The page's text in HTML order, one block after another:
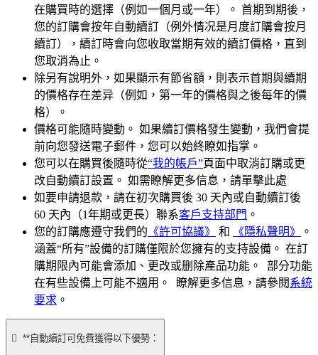
在購買時的選擇（例如一個月或一年）。 首期到期後，
您的訂購會按年自動續訂（例外情况是月度訂購會按月
續訂），續訂時會向您收取當期有效的續訂價格，直到
您取消為止。
除另有說明外，如果顯示有節省額，則表示首期與續期
的價格存在差异（例如，第一年的價格與之後每年的價
格）。
價格可能隨時變動。 如果續訂價格發生變動，我們會提
前向您發送電子郵件，您可以始終瞭如指掌。
您可以在購買後隨時從“我的帳戶”頁面中取消訂購或更
改自動續訂設置。 如需瞭解更多信息，請單擊此處
如要申請退款，請在初次購買後 30 天內或自動續訂後
60 天內（1年期或更長）聯系客戶支持部門 。
您的訂購應遵守我們的 《許可協議》 和 《隱私聲明》
。
涵蓋“所有”設備的訂購僅限於您擁有的支持設備。 在訂
購期限內可能會添加、更改或删除產品功能。 部分功能
在有些設備上可能不適用。 瞭解更多信息，請參閱系統
要求 。
 **自動續訂可免費獲得以下優勢：